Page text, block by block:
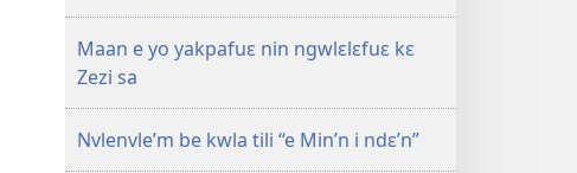
e
Maan e yo yakpafuɛ nin ngwlɛlɛfuɛ kɛ
Zezi sa
Nvlenvle’m be kwla tili “e Min’n i ndɛ’n”